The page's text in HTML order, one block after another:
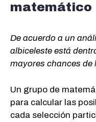
matemático
De acuerdo a un
albiceleste está
mayores chances de
Un grupo de
para calcular las
cada selección